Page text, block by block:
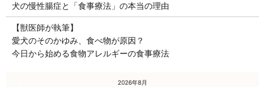
犬の慢性腸症と「食事療法」の本当の理由
【獣医師が執筆】
愛犬のそのかゆみ、食べ物が原因？
今日から始める食物アレルギーの食事療法
2026年8月